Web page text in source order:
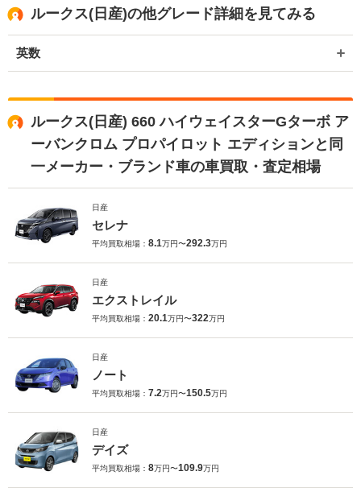
ルークス(日産)の他グレード詳細を見てみる
英数
ルークス(日産) 660 ハイウェイスターGターボ ア
ーバンクロム プロパイロット エディションと同
一メーカー・ブランド車の車買取・査定相場
日産
セレナ
平均買取相場： 8.1万円〜292.3万円
日産
エクストレイル
平均買取相場： 20.1万円〜322万円
日産
ノート
平均買取相場： 7.2万円〜150.5万円
日産
デイズ
平均買取相場： 8万円〜109.9万円